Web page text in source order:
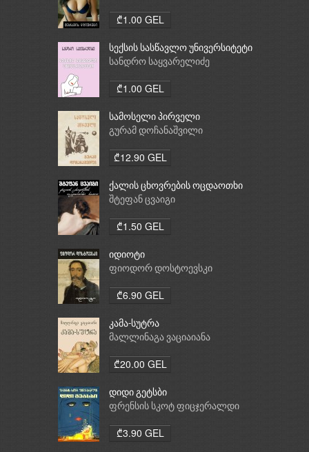
₾1.00 GEL
სექსის სასწავლო უნივერსიტეტი
სანდრო საყვარელიძე
₾1.00 GEL
სამოსელი პირველი
გურამ დოჩანაშვილი
₾12.90 GEL
ქალის ცხოვრების ოცდაოთხი
საათი
შტეფან ცვაიგი
₾1.50 GEL
იდიოტი
ფიოდორ დოსტოევსკი
₾6.90 GEL
კამა-სუტრა
მალლინაგა ვაციაიანა
₾20.00 GEL
დიდი გეტსბი
ფრენსის სკოტ ფიცჯერალდი
₾3.90 GEL